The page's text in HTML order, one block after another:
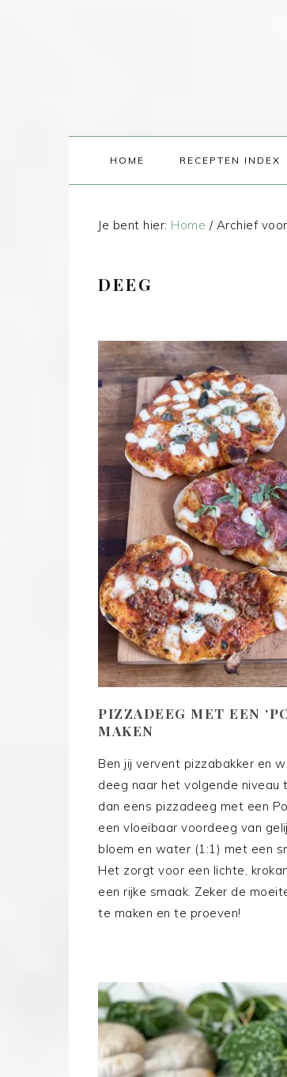
HOME RECEPTEN INDEX
Je bent hier: Home /Archief
DEEG
PIZZADEEG MET EEN
MAKEN
Ben jij vervent pizzabakker en
deeg naar het volgende niveau
dan eens pizzadeeg met een
een vloeibaar voordeeg van
bloem en water (1:1) met een
Het zorgt voor een lichte,
een rijke smaak. Zeker de
te maken en te proeven!